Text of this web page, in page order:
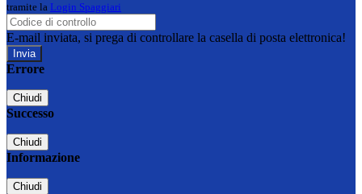
tramite la Login Spaggiari
E-mail inviata, si prega di controllare la casella di posta elettronica!
Errore
Chiudi
Successo
Chiudi
Informazione
Chiudi